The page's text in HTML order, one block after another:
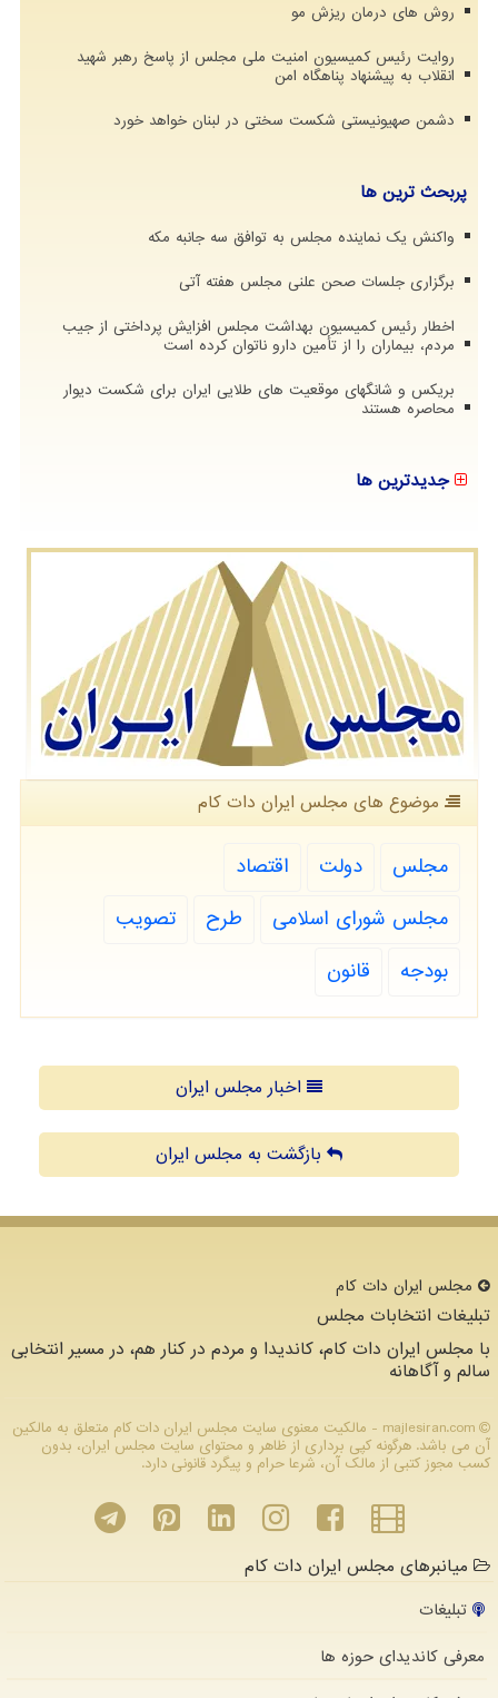
روش های درمان ریزش مو
روایت رئیس کمیسیون امنیت ملی مجلس از پاسخ رهبر شهید
انقلاب به پیشنهاد پناهگاه امن
دشمن صهیونیستی شکست سختی در لبنان خواهد خورد
پربحث ترین ها
واکنش یک نماینده مجلس به توافق سه جانبه مکه
برگزاری جلسات صحن علنی مجلس هفته آتی
اخطار رئیس کمیسیون بهداشت مجلس افزایش پرداختی از جیب
مردم، بیماران را از تأمین دارو ناتوان کرده است
بریکس و شانگهای موقعیت های طلایی ایران برای شکست دیوار
محاصره هستند
جدیدترین ها
موضوع های مجلس ایران دات كام
مجلس دولت
اقتصاد
مجلس شورای اسلامی
طرح
تصویب
بودجه
قانون
اخبار مجلس ایران
بازگشت به مجلس ایران
مجلس ایران دات كام
تبلیغات انتخابات مجلس
با مجلس ایران دات کام، کاندیدا و مردم در کنار هم، در مسیر انتخابی
سالم و آگاهانه
majlesiran.com - مالکیت معنوی سایت مجلس ایران دات كام متعلق به مالکین
آن می باشد. هرگونه کپی برداری از ظاهر و محتوای سایت مجلس ایران، بدون
کسب مجوز کتبی از مالک آن، شرعا حرام و پیگرد قانونی دارد.
میانبرهای مجلس ایران دات کام
تبلیغات
معرفی کاندیدای حوزه ها